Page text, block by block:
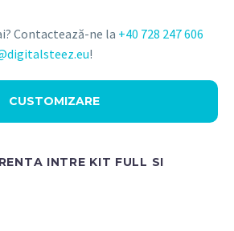
Contactează-ne la +40 728 247 606
!
CUSTOMIZARE
INTRE KIT FULL SI